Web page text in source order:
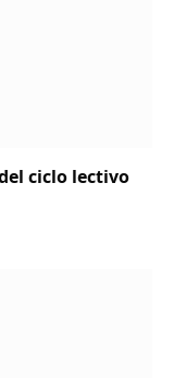
ciclo lectivo